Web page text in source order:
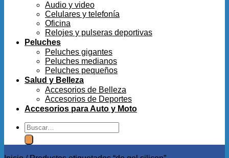
Audio y video
Celulares y telefonía
Oficina
Relojes y pulseras deportivas
Peluches
Peluches gigantes
Peluches medianos
Peluches pequeños
Salud y Belleza
Accesorios de Belleza
Accesorios de Deportes
Accesorios para Auto y Moto
Buscar
por: